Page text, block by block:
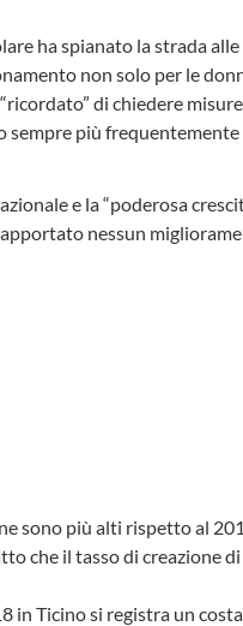
ha spianato la strada alle
non solo per le
di chiedere
sempre più frequentemente
e la “poderosa
nessun
sono più alti rispetto al
che il tasso di creazione
in Ticino si registra un